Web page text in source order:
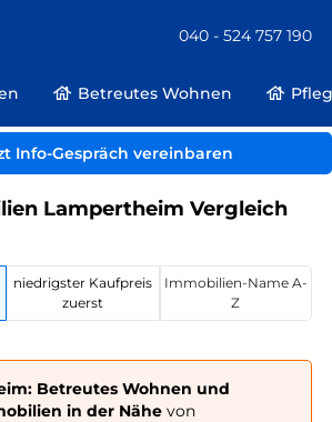
040 - 524 757 190
Betreutes Wohnen
Info-Gespräch vereinbaren
Deutschland
Lampertheim Vergleich
niedrigster Kaufpreis
zuerst
Immobilien-Name A-
Z
Betreutes Wohnen und
in der Nähevon